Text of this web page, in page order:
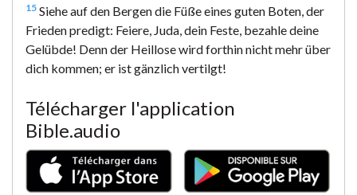
15 Siehe auf den Bergen die Füße eines guten Boten, der
Frieden predigt: Feiere, Juda, dein Feste, bezahle deine
Gelübde! Denn der Heillose wird forthin nicht mehr über
dich kommen; er ist gänzlich vertilgt!
Télécharger l'application
Bible.audio